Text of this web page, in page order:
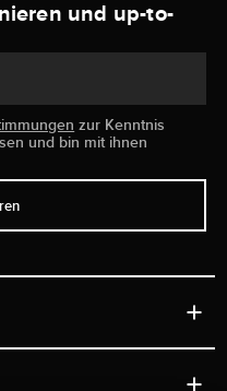
und up-to-
zur Kenntnis
und bin mit ihnen